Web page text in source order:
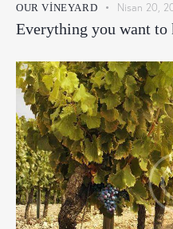
OUR VINEYARD Nisan 20,
Everything you want to